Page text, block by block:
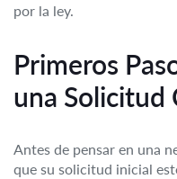
por la ley.
Primeros
una Solicitud
Antes de pensar en una
que su solicitud inicial